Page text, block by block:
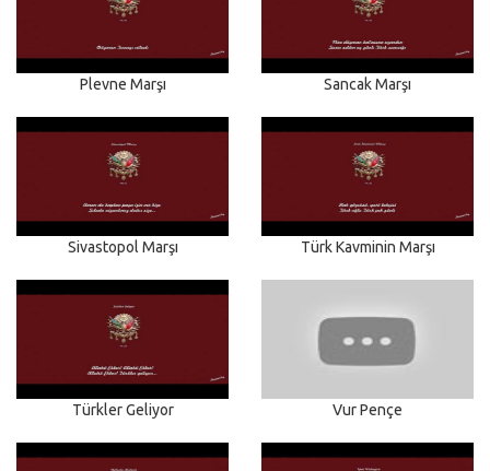
Plevne Marşı Sancak Marşı
Sivastopol Marşı Türk Kavminin Marşı
Türkler Geliyor Vur Pençe